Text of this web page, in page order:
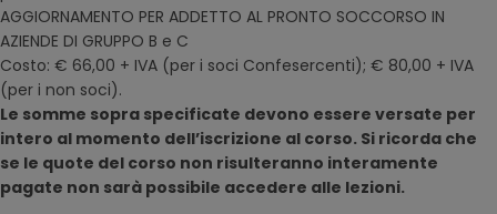
AGGIORNAMENTO PER ADDETTO AL PRONTO SOCCORSO IN
AZIENDE DI GRUPPO B e C
Costo: € 66,00 + IVA (per i soci Confesercenti); € 80,00 + IVA
(per i non soci).
Le somme sopra specificate devono essere versate per
intero al momento dell’iscrizione al corso. Si ricorda che
se le quote del corso non risulteranno interamente
pagate non sarà possibile accedere alle lezioni.